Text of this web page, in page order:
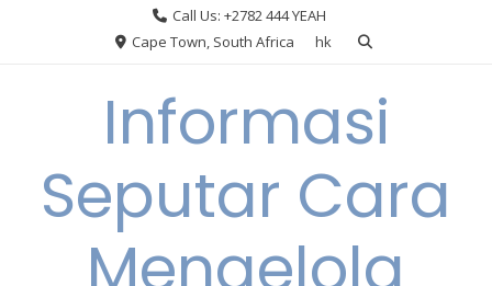
Call Us: +2782 444 YEAH
Cape Town, South Africa
hk
Informasi
Seputar Cara